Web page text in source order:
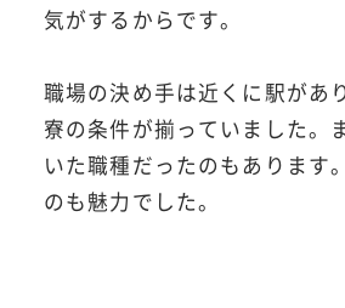
気がするからです。
職場の決め手は近くに駅があ
寮の条件が揃っていました。
いた職種だったのもあります
のも魅力でした。